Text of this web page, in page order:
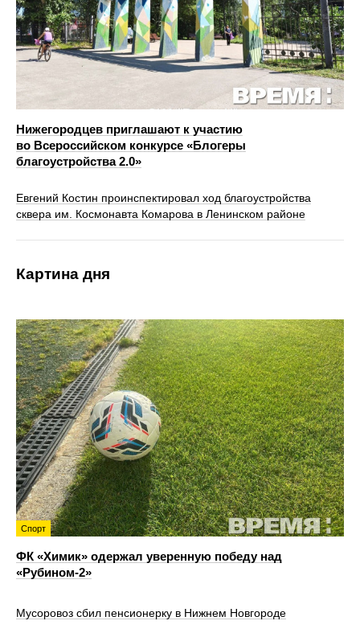
Нижегородцев приглашают к участию
во Всероссийском конкурсе «Блогеры
благоустройства 2.0»
Евгений Костин проинспектировал ход благоустройства
сквера им. Космонавта Комарова в Ленинском районе
Картина дня
Спорт
ФК «Химик» одержал уверенную победу над
«Рубином‑2»
Мусоровоз сбил пенсионерку в Нижнем Новгороде